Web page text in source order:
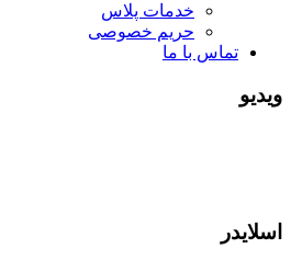
خدمات پلاس
حریم خصوصی
تماس با ما
ویدیو
اسلایدر